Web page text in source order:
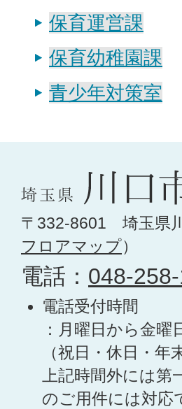
保育運営課
保育幼稚園課
青少年対策室
〒332-8601 埼玉県
フロアマップ）
電話： 048-
電話受付時間
：月曜日から金
（祝日・休日・年
上記時間外には第
のご用件には対応